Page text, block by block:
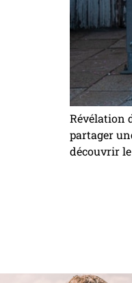
Révélation
partager
découvrir